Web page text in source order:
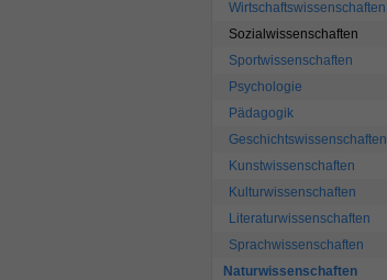
Wirtschaftswissenschaften
Sozialwissenschaften
Sportwissenschaften
Psychologie
Pädagogik
Geschichtswissenschaften
Kunstwissenschaften
Kulturwissenschaften
Literaturwissenschaften
Sprachwissenschaften
Naturwissenschaften